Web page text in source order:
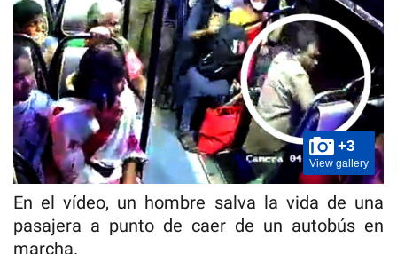
+3
View gallery
En el vídeo, un hombre salva la vida de una
pasajera a punto de caer de un autobús en
marcha.